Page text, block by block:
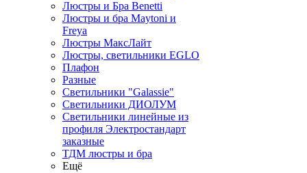
Люстры и Бра Benetti
Люстры и бра Maytoni и
Freya
Люстры МаксЛайт
Люстры, светильники EGLO
Плафон
Разные
Светильники "Galassie"
Светильники ДИОЛУМ
Светильники линейные из
профиля Электростандарт
заказные
ТДМ люстры и бра
Ещё